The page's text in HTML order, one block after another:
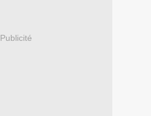
Publicité